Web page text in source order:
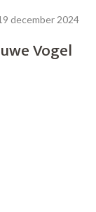
december 2024
Vogel